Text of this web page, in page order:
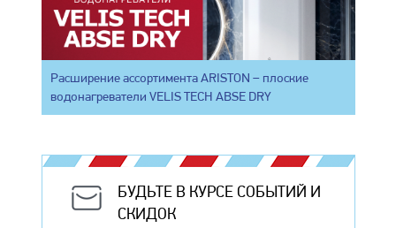
Расширение ассортимента ARISTON – плоские
водонагреватели VELIS TECH ABSE DRY
БУДЬТЕ В КУРСЕ СОБЫТИЙ И
СКИДОК